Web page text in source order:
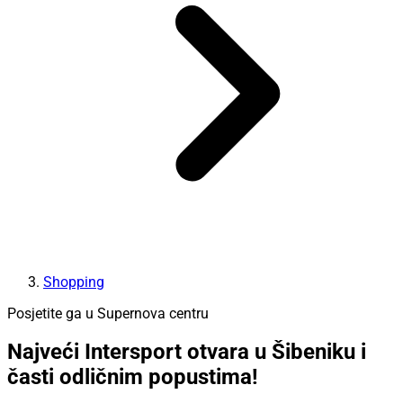
Shopping
Posjetite ga u Supernova centru
Najveći Intersport otvara u Šibeniku i
časti odličnim popustima!